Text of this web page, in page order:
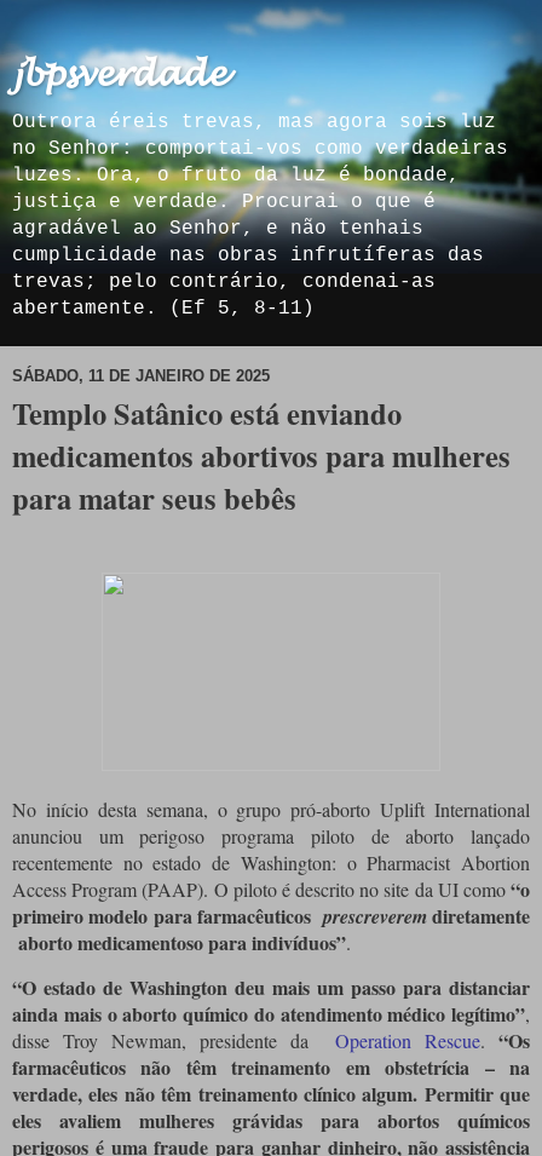
𝓳𝓫𝓹𝓼𝓿𝓮𝓻𝓭𝓪𝓭𝓮
Outrora éreis trevas, mas agora sois luz
no Senhor: comportai-vos como verdadeiras
luzes. Ora, o fruto da luz é bondade,
justiça e verdade. Procurai o que é
agradável ao Senhor, e não tenhais
cumplicidade nas obras infrutíferas das
trevas; pelo contrário, condenai-as
abertamente. (Ef 5, 8-11)
SÁBADO, 11 DE JANEIRO DE 2025
Templo Satânico está enviando
medicamentos abortivos para mulheres
para matar seus bebês
No início desta semana, o grupo pró-aborto Uplift International
anunciou um perigoso programa piloto de aborto lançado
recentemente no estado de Washington: o Pharmacist Abortion
Access Program (PAAP). O piloto é descrito no site da UI como“o
primeiro modelo para farmacêuticos prescreveremdiretamente
aborto medicamentoso para indivíduos”.
“O estado de Washington deu mais um passo para distanciar
ainda mais o aborto químico do atendimento médico legítimo”,
disse Troy Newman, presidente daOperation Rescue. “Os
farmacêuticos não têm treinamento em obstetrícia – na
verdade, eles não têm treinamento clínico algum. Permitir que
eles avaliem mulheres grávidas para abortos químicos
perigosos é uma fraude para ganhar dinheiro, não assistência